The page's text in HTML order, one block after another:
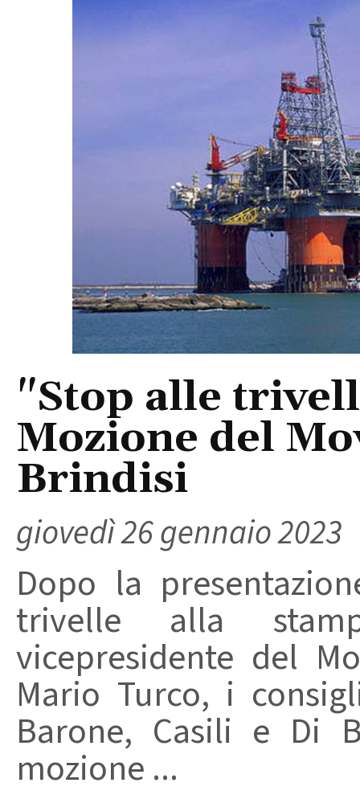
"Stop alle
Mozione del
Brindisi
giovedì 26 gennaio 2023
Dopo la
trivelle alla
vicepresidente del
Mario Turco, i
Barone, Casili e Di
mozione ...